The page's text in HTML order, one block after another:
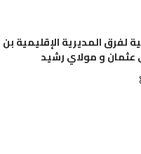
لفرق المديرية الإقليمية بن
و مولاي رشيد